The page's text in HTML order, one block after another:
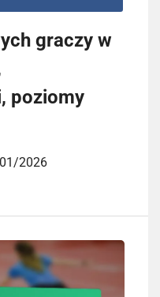
graczy w
poziomy
2026